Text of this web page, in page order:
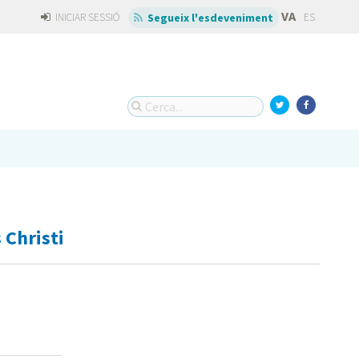
INICIAR SESSIÓ Segueix l'esdeveniment VA ES
Christi